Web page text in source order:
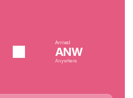
Arrival
ANW
Anywhere